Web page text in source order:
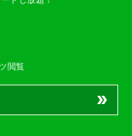
閲覧